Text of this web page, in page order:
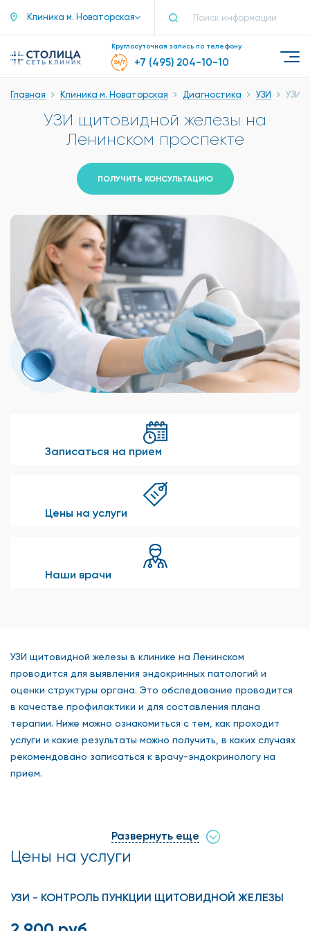
Клиника м. Новаторская
Круглосуточная запись по телефону
+7 (495) 204-10-10
Главная Клиника м. Новаторская Диагностика УЗИ УЗИ
УЗИ щитовидной железы на
Ленинском проспекте
ПОЛУЧИТЬ КОНСУЛЬТАЦИЮ
Записаться на прием
Цены на услуги
Наши врачи
УЗИ щитовидной железы в клинике на Ленинском
проводится для выявления эндокринных патологий и
оценки структуры органа. Это обследование проводится
в качестве профилактики и для составления плана
терапии. Ниже можно ознакомиться с тем, как проходит
услуги и какие результаты можно получить, в каких случаях
рекомендовано записаться к врачу-эндокринологу на
прием.
клинике
способ диагностики состояния щитовидной железы и
состояния на ранних этапах их развития (опухоли, кисты
Развернуть еще
Цены на услуги
УЗИ - КОНТРОЛЬ ПУНКЦИИ ЩИТОВИДНОЙ ЖЕЛЕЗЫ